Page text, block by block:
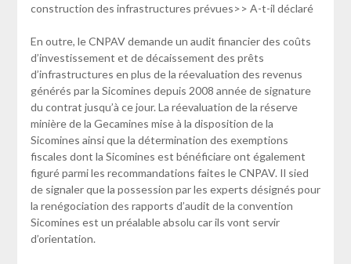
construction des infrastructures prévues>> A-t-il déclaré
En outre, le CNPAV demande un audit financier des coûts
d’investissement et de décaissement des prêts
d’infrastructures en plus de la réevaluation des revenus
générés par la Sicomines depuis 2008 année de signature
du contrat jusqu’à ce jour. La réevaluation de la réserve
minière de la Gecamines mise à la disposition de la
Sicomines ainsi que la détermination des exemptions
fiscales dont la Sicomines est bénéficiare ont également
figuré parmi les recommandations faites le CNPAV. Il sied
de signaler que la possession par les experts désignés pour
la renégociation des rapports d’audit de la convention
Sicomines est un préalable absolu car ils vont servir
d’orientation.